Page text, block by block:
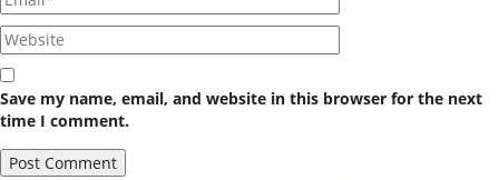
Save my name, email, and website in this browser for the next
time I comment.